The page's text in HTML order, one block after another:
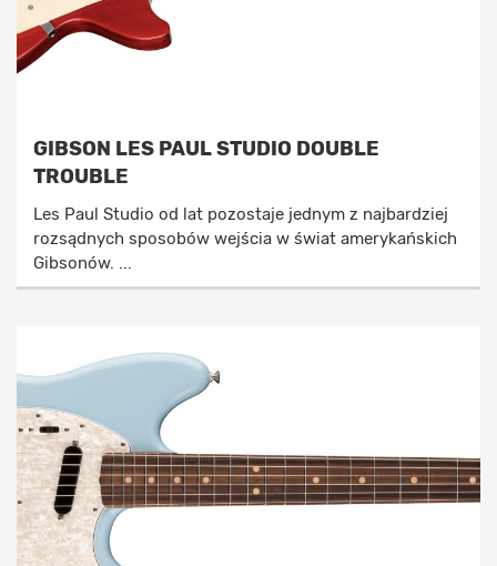
GIBSON LES PAUL STUDIO DOUBLE
TROUBLE
Les Paul Studio od lat pozostaje jednym z najbardziej
rozsądnych sposobów wejścia w świat amerykańskich
Gibsonów. ...